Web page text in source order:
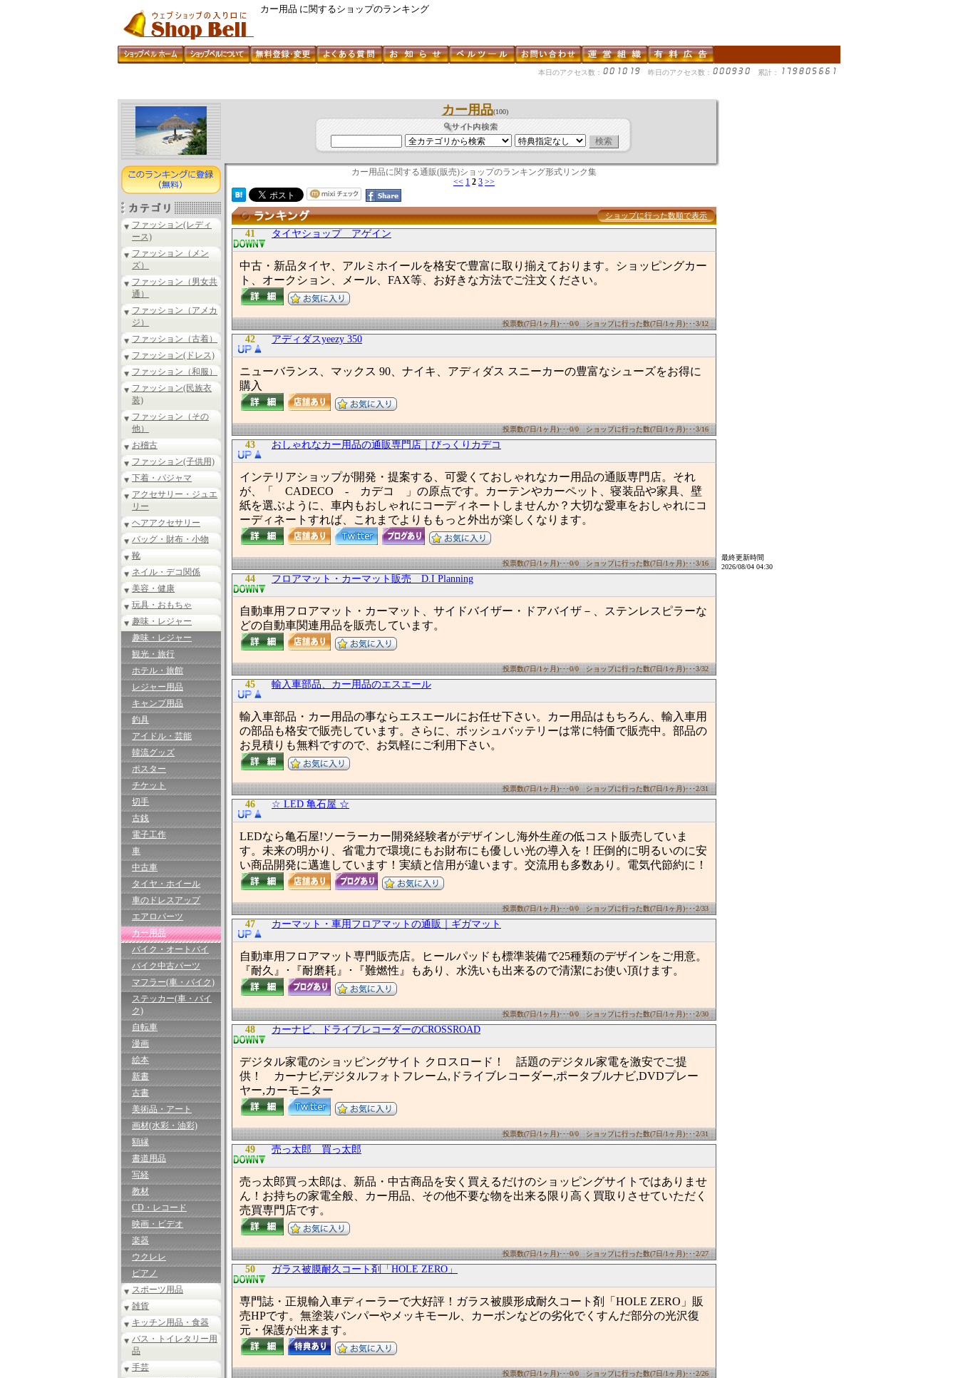
カー用品 に関するショップのランキング
本日のアクセス数： 昨日のアクセス数： 累計：
ファッション(レディ
ース)
ファッション（メン
ズ）
ファッション（男女共
通）
ファッション（アメカ
ジ）
ファッション（古着）
ファッション(ドレス)
ファッション（和服）
ファッション(民族衣
装)
ファッション（その
他）
お稽古
ファッション(子供用)
下着・パジャマ
アクセサリー・ジュエ
リー
ヘアアクセサリー
バッグ・財布・小物
靴
ネイル・デコ関係
美容・健康
玩具・おもちゃ
趣味・レジャー
趣味・レジャー
観光・旅行
ホテル・旅館
レジャー用品
キャンプ用品
釣具
アイドル・芸能
韓流グッズ
ポスター
チケット
切手
古銭
電子工作
車
中古車
タイヤ・ホイール
車のドレスアップ
エアロパーツ
カー用品
バイク・オートバイ
バイク中古パーツ
マフラー(車・バイク)
ステッカー(車・バイ
ク)
自転車
漫画
絵本
新書
古書
美術品・アート
画材(水彩・油彩)
額縁
書道用品
写経
教材
CD・レコード
映画・ビデオ
楽器
ウクレレ
ピアノ
スポーツ用品
雑貨
キッチン用品・食器
バス・トイレタリー用
品
手芸
カー用品(100)
カー用品に関する通販(販売)ショップのランキング形式リンク集
<< 1 2 3 >>
ショップに行った数順で表示
41 タイヤショップ アゲイン
中古・新品タイヤ、アルミホイールを格安で豊富に取り揃えております。ショッピングカー
ト、オークション、メール、FAX等、お好きな方法でご注文ください。
投票数(7日/1ヶ月)･･･0/0 ショップに行った数(7日/1ヶ月)･･･3/12
42 アディダスyeezy 350
ニューバランス、マックス 90、ナイキ、アディダス スニーカーの豊富なシューズをお得に
購入
投票数(7日/1ヶ月)･･･0/0 ショップに行った数(7日/1ヶ月)･･･3/16
43 おしゃれなカー用品の通販専門店｜びっくりカデコ
インテリアショップが開発・提案する、可愛くておしゃれなカー用品の通販専門店。それ
が、「 CADECO - カデコ 」の原点です。カーテンやカーペット、寝装品や家具、壁
紙を選ぶように、車内もおしゃれにコーディネートしませんか？大切な愛車をおしゃれにコ
ーディネートすれば、これまでよりももっと外出が楽しくなります。
投票数(7日/1ヶ月)･･･0/0 ショップに行った数(7日/1ヶ月)･･･3/16
44 フロアマット・カーマット販売 D.I Planning
自動車用フロアマット・カーマット、サイドバイザー・ドアバイザ－、ステンレスピラーな
どの自動車関連用品を販売しています。
投票数(7日/1ヶ月)･･･0/0 ショップに行った数(7日/1ヶ月)･･･3/32
45 輸入車部品、カー用品のエスエール
輸入車部品・カー用品の事ならエスエールにお任せ下さい。カー用品はもちろん、輸入車用
の部品も格安で販売しています。さらに、ボッシュバッテリーは常に特価で販売中。部品の
お見積りも無料ですので、お気軽にご利用下さい。
投票数(7日/1ヶ月)･･･0/0 ショップに行った数(7日/1ヶ月)･･･2/31
46 ☆ LED 亀石屋 ☆
LEDなら亀石屋!ソーラーカー開発経験者がデザインし海外生産の低コスト販売していま
す。未来の明かり、省電力で環境にもお財布にも優しい光の導入を！圧倒的に明るいのに安
い商品開発に邁進しています！実績と信用が違います。交流用も多数あり。電気代節約に！
投票数(7日/1ヶ月)･･･0/0 ショップに行った数(7日/1ヶ月)･･･2/33
47 カーマット・車用フロアマットの通販｜ギガマット
自動車用フロアマット専門販売店。ヒールパッドも標準装備で25種類のデザインをご用意。
『耐久』･『耐磨耗』･『難燃性』もあり、水洗いも出来るので清潔にお使い頂けます。
投票数(7日/1ヶ月)･･･0/0 ショップに行った数(7日/1ヶ月)･･･2/30
48 カーナビ、ドライブレコーダーのCROSSROAD
デジタル家電のショッピングサイト クロスロード！ 話題のデジタル家電を激安でご提
供！ カーナビ,デジタルフォトフレーム,ドライブレコーダー,ポータブルナビ,DVDプレー
ヤー,カーモニター
投票数(7日/1ヶ月)･･･0/0 ショップに行った数(7日/1ヶ月)･･･2/31
49 売っ太郎 買っ太郎
売っ太郎買っ太郎は、新品・中古商品を安く買えるだけのショッピングサイトではありませ
ん！お持ちの家電全般、カー用品、その他不要な物を出来る限り高く買取りさせていただく
売買専門店です。
投票数(7日/1ヶ月)･･･0/0 ショップに行った数(7日/1ヶ月)･･･2/27
50 ガラス被膜耐久コート剤「HOLE ZERO」
専門誌・正規輸入車ディーラーで大好評！ガラス被膜形成耐久コート剤「HOLE ZERO」販
売HPです。無塗装バンパーやメッキモール、カーボンなどの劣化でくすんだ部分の光沢復
元・保護が出来ます。
投票数(7日/1ヶ月)･･･0/0 ショップに行った数(7日/1ヶ月)･･･2/26
最終更新時間
2026/08/04 04:30